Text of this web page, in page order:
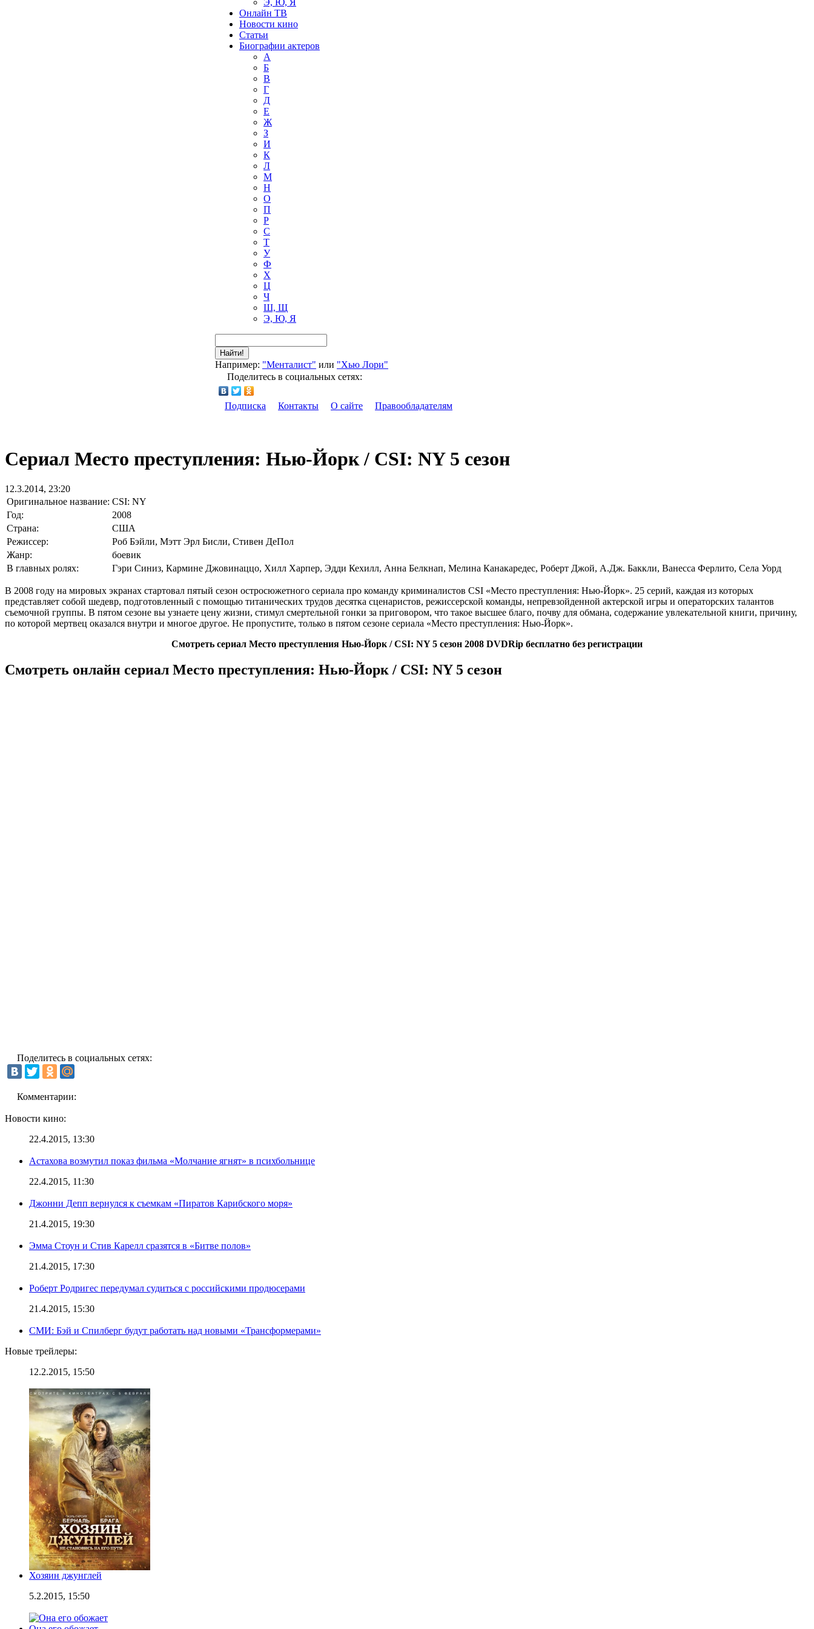
Э, Ю, Я
Онлайн ТВ
Новости кино
Статьи
Биографии актеров
А
Б
В
Г
Д
Е
Ж
З
И
К
Л
М
Н
О
П
Р
С
Т
У
Ф
Х
Ц
Ч
Ш, Щ
Э, Ю, Я
Найти!
Например: "Менталист" или "Хью Лори"
Поделитесь в социальных сетях:
Подписка Контакты О сайте Правообладателям
Сериал Место преступления: Нью-Йорк / CSI: NY 5 сезон
12.3.2014, 23:20
Оригинальное название: CSI: NY
Год:
2008
Страна:
США
Режиссер:
Роб Бэйли, Мэтт Эрл Бисли, Стивен ДеПол
Жанр:
боевик
В главных ролях:
Гэри Синиз, Кармине Джовинаццо, Хилл Харпер, Эдди Кехилл, Анна Белкнап, Мелина Канакаредес, Роберт Джой, А.Дж. Баккли, Ванесса Ферлито, Села Уорд
В 2008 году на мировых экранах стартовал пятый сезон остросюжетного сериала про команду криминалистов CSI «Место преступления: Нью-Йорк». 25 серий, каждая из которых
представляет собой шедевр, подготовленный с помощью титанических трудов десятка сценаристов, режиссерской команды, непревзойденной актерской игры и операторских талантов
съемочной группы. В пятом сезоне вы узнаете цену жизни, стимул смертельной гонки за приговором, что такое высшее благо, почву для обмана, содержание увлекательной книги, причину,
по которой мертвец оказался внутри и многое другое. Не пропустите, только в пятом сезоне сериала «Место преступления: Нью-Йорк».
Смотреть сериал Место преступления Нью-Йорк / CSI: NY 5 сезон 2008 DVDRip бесплатно без регистрации
Смотреть онлайн сериал Место преступления: Нью-Йорк / CSI: NY 5 сезон
Поделитесь в социальных сетях:
Комментарии:
Новости кино:
22.4.2015, 13:30
Астахова возмутил показ фильма «Молчание ягнят» в психбольнице
22.4.2015, 11:30
Джонни Депп вернулся к съемкам «Пиратов Карибского моря»
21.4.2015, 19:30
Эмма Стоун и Стив Карелл сразятся в «Битве полов»
21.4.2015, 17:30
Роберт Родригес передумал судиться с российскими продюсерами
21.4.2015, 15:30
СМИ: Бэй и Спилберг будут работать над новыми «Трансформерами»
Новые трейлеры:
12.2.2015, 15:50
Хозяин джунглей
5.2.2015, 15:50